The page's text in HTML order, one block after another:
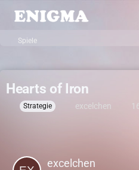
Spiele
Hearts of Iron
Strategie excelchen
excelchen